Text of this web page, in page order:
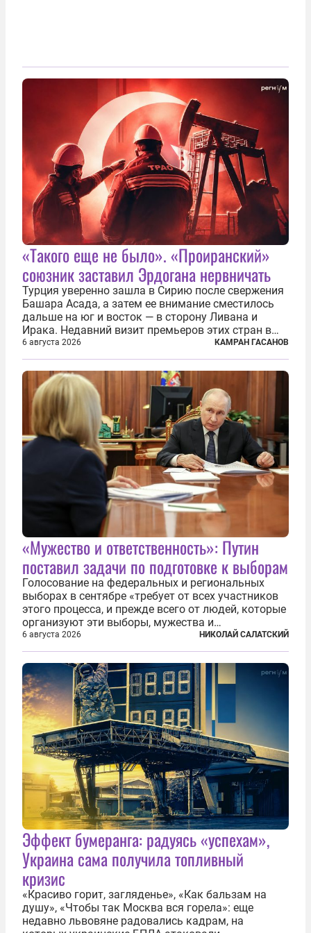
«Такого еще не было». «Проиранский»
союзник заставил Эрдогана нервничать
Турция уверенно зашла в Сирию после свержения
Башара Асада, а затем ее внимание сместилось
дальше на юг и восток — в сторону Ливана и
Ирака. Недавний визит премьеров этих стран в
Анкару, договоры об участии турецкой компании
TPAO в разработке нефти иракского Киркука и
«Дороги развития» подтверждают...
6 августа 2026 КАМРАН ГАСАНОВ
«Мужество и ответственность»: Путин
поставил задачи по подготовке к выборам
Голосование на федеральных и региональных
выборах в сентябре «требует от всех участников
этого процесса, и прежде всего от людей, которые
организуют эти выборы, мужества и
ответственного отношения к формированию
власти», — подчеркнул президент Владимир Путин
на состоявшейся 5 августа в Кремле...
6 августа 2026 НИКОЛАЙ САЛАТСКИЙ
Эффект бумеранга: радуясь «успехам»,
Украина сама получила топливный
кризис
«Красиво горит, загляденье», «Как бальзам на
душу», «Чтобы так Москва вся горела»: еще
недавно львовяне радовались кадрам, на